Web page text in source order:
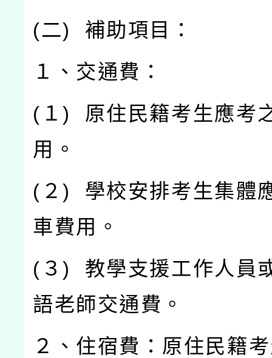
(二) 補助項目：
１、交通費：
( １) 原住民籍考生應考
用。
( ２) 學校安排考生集體
車費用。
( ３) 教學支援工作人員
語老師交通費。
２、住宿費：原住民籍